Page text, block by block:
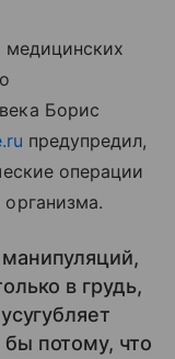
медицинских
Борис
предупредил,
операции
в грудь,
потому, что